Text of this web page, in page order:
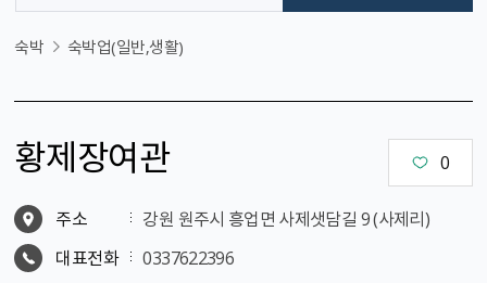
숙박 숙박업(일반,생활)
황제장여관 0
주소
강원 원주시 흥업면 사제샛담길 9 (사제리)
대표전화
0337622396